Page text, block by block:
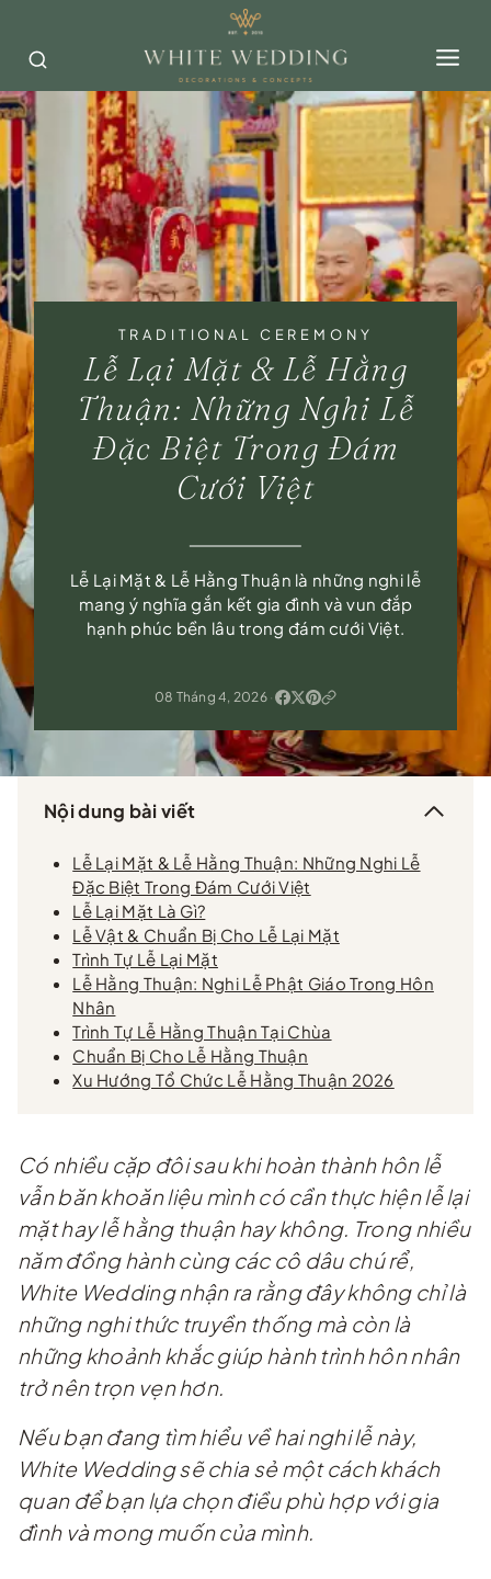
content
TRADITIONAL CEREMONY
Lễ Lại Mặt & Lễ Hằng
Thuận: Những Nghi Lễ
Đặc Biệt Trong Đám
Cưới Việt
Lễ Lại Mặt & Lễ Hằng Thuận là những nghi lễ
mang ý nghĩa gắn kết gia đình và vun đắp
hạnh phúc bền lâu trong đám cưới Việt.
08 Tháng 4, 2026 ·
Nội dung bài viết
Lễ Lại Mặt & Lễ Hằng Thuận: Những Nghi Lễ
Đặc Biệt Trong Đám Cưới Việt
Lễ Lại Mặt Là Gì?
Lễ Vật & Chuẩn Bị Cho Lễ Lại Mặt
Trình Tự Lễ Lại Mặt
Lễ Hằng Thuận: Nghi Lễ Phật Giáo Trong Hôn
Nhân
Trình Tự Lễ Hằng Thuận Tại Chùa
Chuẩn Bị Cho Lễ Hằng Thuận
Xu Hướng Tổ Chức Lễ Hằng Thuận 2026
Có nhiều cặp đôi sau khi hoàn thành hôn lễ
vẫn băn khoăn liệu mình có cần thực hiện lễ lại
mặt hay lễ hằng thuận hay không. Trong nhiều
năm đồng hành cùng các cô dâu chú rể,
White Wedding nhận ra rằng đây không chỉ là
những nghi thức truyền thống mà còn là
những khoảnh khắc giúp hành trình hôn nhân
trở nên trọn vẹn hơn.
Nếu bạn đang tìm hiểu về hai nghi lễ này,
White Wedding sẽ chia sẻ một cách khách
quan để bạn lựa chọn điều phù hợp với gia
đình và mong muốn của mình.